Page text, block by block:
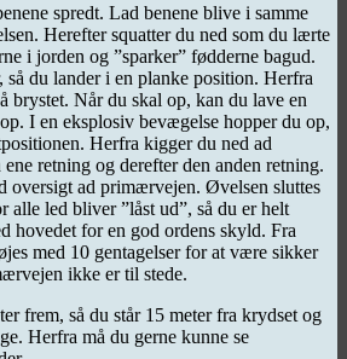
spredt. Lad benene blive i samme
Herefter squatter du ned som du lærte
i jorden og ”sparker” fødderne bagud.
du lander i en planke position. Herfra
brystet. Når du skal op, kan du lave en
I en eksplosiv bevægelse hopper du op,
Herfra kigger du ned ad
retning og derefter den anden retning.
oversigt ad primærvejen. Øvelsen sluttes
alle led bliver ”låst ud”, så du er helt
hovedet for en god ordens skyld. Fra
med 10 gentagelser for at være sikker
ikke er til stede.
frem, så du står 15 meter fra krydset og
Herfra må du gerne kunne se